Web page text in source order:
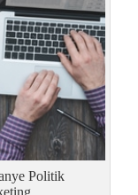
Berbasis
Politik